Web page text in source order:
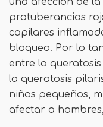
protuberancias
capilares
bloqueo. Por lo
entre la queratosis
la queratosis
niños pequeños,
afectar a